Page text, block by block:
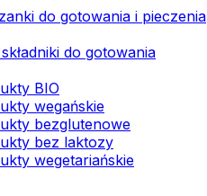
do gotowania i pieczenia
do gotowania
BIO
wegańskie
bezglutenowe
bez laktozy
wegetariańskie